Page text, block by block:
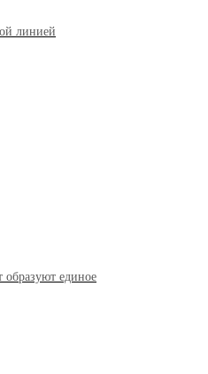
линией
единое